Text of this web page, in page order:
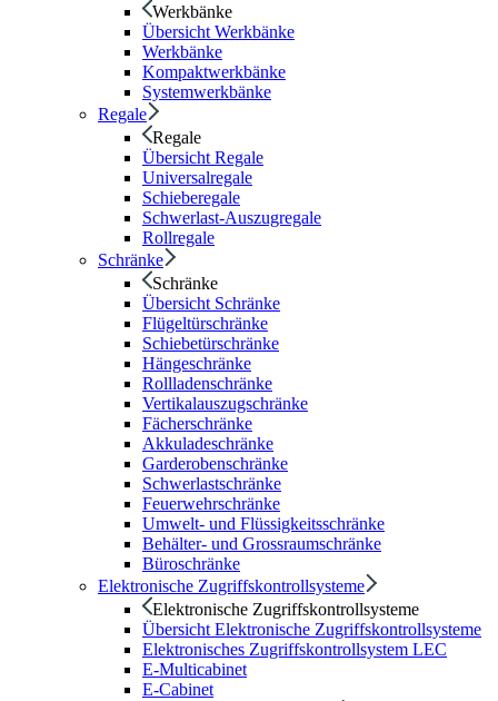
Werkbänke
Übersicht Werkbänke
Werkbänke
Kompaktwerkbänke
Systemwerkbänke
Regale
Regale
Übersicht Regale
Universalregale
Schieberegale
Schwerlast-Auszugregale
Rollregale
Schränke
Schränke
Übersicht Schränke
Flügeltürschränke
Schiebetürschränke
Hängeschränke
Rollladenschränke
Vertikalauszugschränke
Fächerschränke
Akkuladeschränke
Garderobenschränke
Schwerlastschränke
Feuerwehrschränke
Umwelt- und Flüssigkeitsschränke
Behälter- und Grossraumschränke
Büroschränke
Elektronische Zugriffskontrollsysteme
Elektronische Zugriffskontrollsysteme
Übersicht Elektronische Zugriffskontrollsysteme
Elektronisches Zugriffskontrollsystem LEC
E-Multicabinet
E-Cabinet